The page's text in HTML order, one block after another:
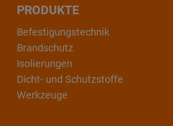
PRODUKTE
Befestigungstechnik
Brandschutz
Isolierungen
Dicht- und Schutzstoffe
Werkzeuge